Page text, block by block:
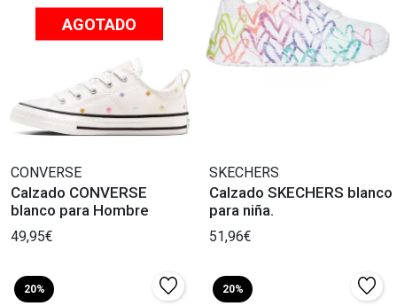
AGOTADO
CONVERSE
Calzado CONVERSE
blanco para Hombre
49,95€
SKECHERS
Calzado SKECHERS blanco
para niña.
51,96€
20% 20%